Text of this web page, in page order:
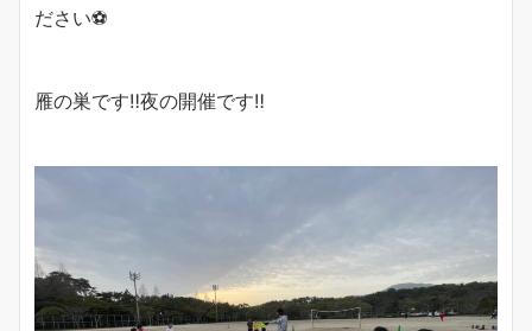
ださい⚽️
雁の巣です‼︎夜の開催です‼︎